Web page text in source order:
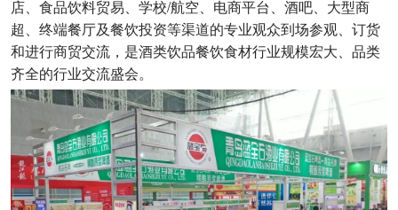
店、食品饮料贸易、学校/航空、电商平台、酒吧、大型商
超、终端餐厅及餐饮投资等渠道的专业观众到场参观、订货
和进行商贸交流，是酒类饮品餐饮食材行业规模宏大、品类
齐全的行业交流盛会。